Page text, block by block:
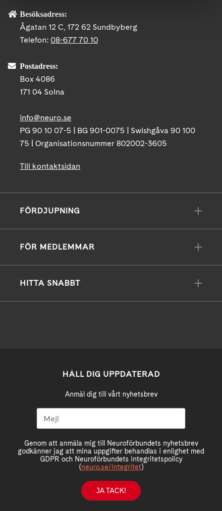
Besöksadress:
Ågatan 12 C, 172 62 Sundbyberg
Telefon: 08-677 70 10
Postadress:
Box 4086
171 04 Solna
info@neuro.se
PG 90 10 07-5 | BG 901-0075 | Swishgåva 90 100
75 | Organisationsnummer 802002-3605
Till kontaktsidan
FÖRDJUPNING
FÖR MEDLEMMAR
HITTA SNABBT
HÅLL DIG UPPDATERAD
Anmäl dig till vårt nyhetsbrev
Genom att anmäla mig till Neuroförbundets nyhetsbrev
godkänner jag att mina uppgifter behandlas i enlighet med
GDPR och Neuroförbundets integritetspolicy
(neuro.se/integritet)
JA TACK!